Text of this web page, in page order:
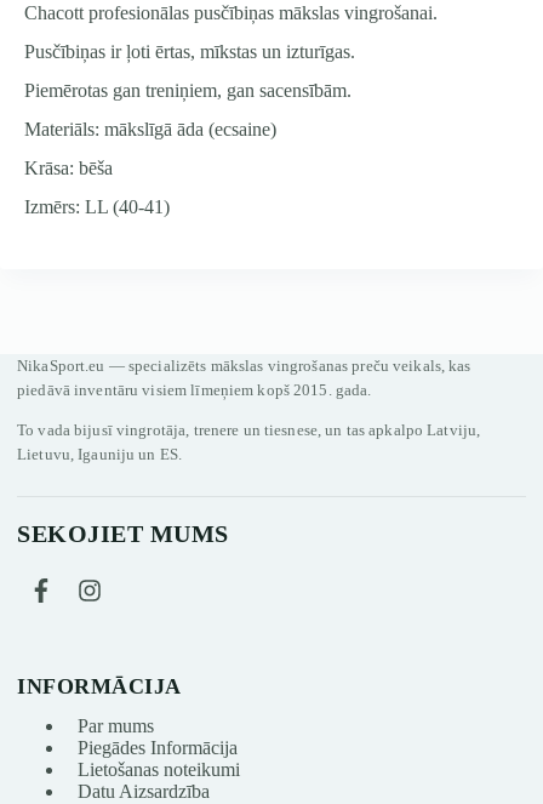
Chacott profesionālas pusčībiņas mākslas vingrošanai.
Pusčībiņas ir ļoti ērtas, mīkstas un izturīgas.
Piemērotas gan treniņiem, gan sacensībām.
Materiāls: mākslīgā āda (ecsaine)
Krāsa: bēša
Izmērs: LL (40-41)
NikaSport.eu — specializēts mākslas vingrošanas preču veikals, kas
piedāvā inventāru visiem līmeņiem kopš 2015. gada.
To vada bijusī vingrotāja, trenere un tiesnese, un tas apkalpo Latviju,
Lietuvu, Igauniju un ES.
SEKOJIET MUMS
INFORMĀCIJA
Par mums
Piegādes Informācija
Lietošanas noteikumi
Datu Aizsardzība